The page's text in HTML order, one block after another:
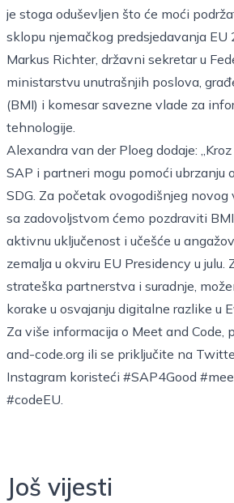
je stoga oduševljen što će moći
sklopu njemačkog predsjedavanja EU
Markus Richter, državni sekretar u
ministarstvu unutrašnjih poslova,
(BMI) i komesar savezne vlade za
tehnologije.
Alexandra van der Ploeg dodaje:
SAP i partneri mogu pomoći ubrzanju
SDG. Za početak ovogodišnjeg
sa zadovoljstvom ćemo pozdraviti
aktivnu uključenost i učešće u
zemalja u okviru EU Presidency u julu.
strateška partnerstva i suradnje,
korake u osvajanju digitalne razlike u
Za više informacija o Meet and Code,
and-code.org ili se priključite na
Instagram koristeći #SAP4Good
#codeEU.
Još vijesti